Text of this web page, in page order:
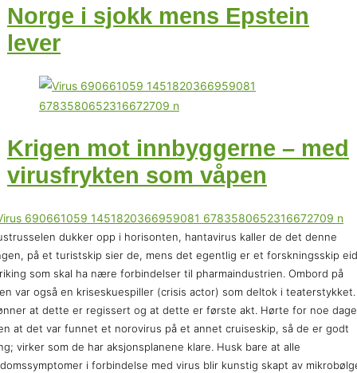
Norge i sjokk mens Epstein
lever
Krigen mot innbyggerne – med
virusfrykten som våpen
dukker opp i horisonten, hantavirus kaller de det denne
på et turistskip sier de, mens det egentlig er et forskningsskip
som skal ha nære forbindelser til pharmaindustrien. Ombord på
var også en kriseskuespiller (crisis actor) som deltok i teaterstykket.
at dette er regissert og at dette er første akt. Hørte for noe
at det var funnet et norovirus på et annet cruiseskip, så de er godt
virker som de har aksjonsplanene klare. Husk bare at alle
i forbindelse med virus blir kunstig skapt av